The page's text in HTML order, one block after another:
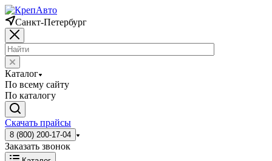
Санкт-Петербург
Каталог
По всему сайту
По каталогу
Скачать прайсы
8 (800) 200-17-04
Заказать звонок